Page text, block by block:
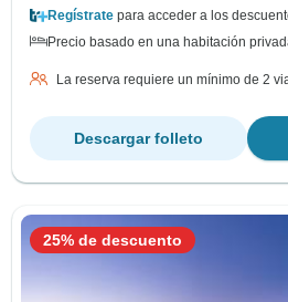
Regístrate para acceder a los
Precio basado en una habitación
La reserva requiere un mínimo de 2
Descargar folleto
25% de descuento